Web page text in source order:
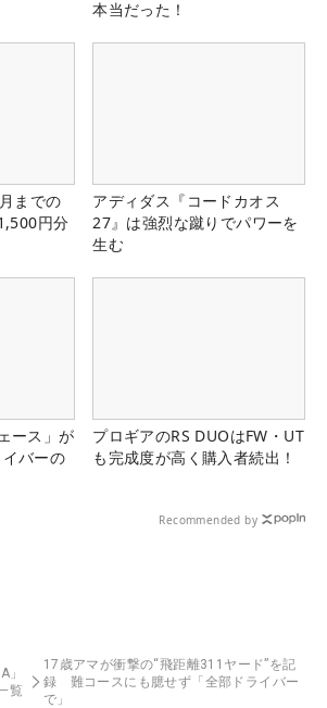
本当だった！
までの
円分
アディダス『コードカオス
27』は強烈な蹴りでパワーを
生む
ース」が
バーの
プロギアのRS DUOはFW・UT
も完成度が高く購入者続出！
Recommended by
」
覧
17歳アマが衝撃の“飛距離311ヤード”を記
録 難コースにも臆せず「全部ドライバー
で」